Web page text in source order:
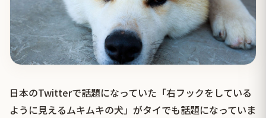
日本のTwitterで話題になっていた「右フックをしている
ように見えるムキムキの犬」がタイでも話題になっていま